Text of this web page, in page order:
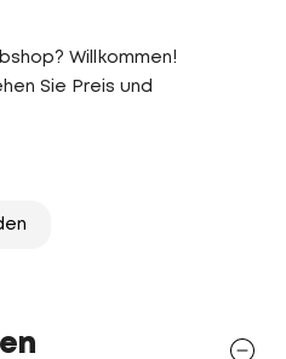
Willkommen!
Sie Preis und